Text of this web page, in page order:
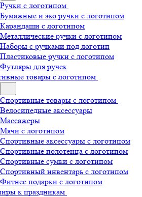
Ручки с логотипом
Бумажные и эко ручки с логотипом
Карандаши с логотипом
Металлические ручки с логотипом
Наборы с ручками под логотип
Пластиковые ручки с логотипом
Футляры для ручек
товары с логотипом
Спортивные товары с логотипом
Велосипедные аксессуары
Массажеры
Мячи с логотипом
Спортивные аксессуары с логотипом
Спортивные полотенца с логотипом
Спортивные сумки с логотипом
Спортивный инвентарь с логотипом
Фитнес подарки с логотипом
к праздникам